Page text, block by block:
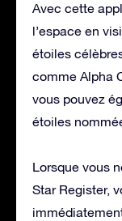
Avec cette
l’espace en
étoiles
comme Alpha
vous pouvez
étoiles
Lorsque vous
Star Register,